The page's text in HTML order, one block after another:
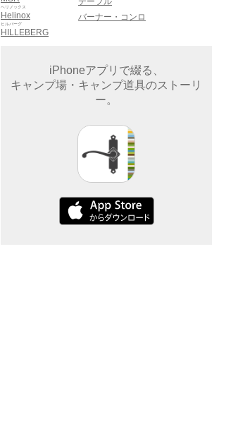
Helinox
ヘリノックス
HILLEBERG
ヒルバーグ
バーナー・コンロ
iPhoneアプリで綴る、
キャンプ場・キャンプ道具のストーリ
ー。